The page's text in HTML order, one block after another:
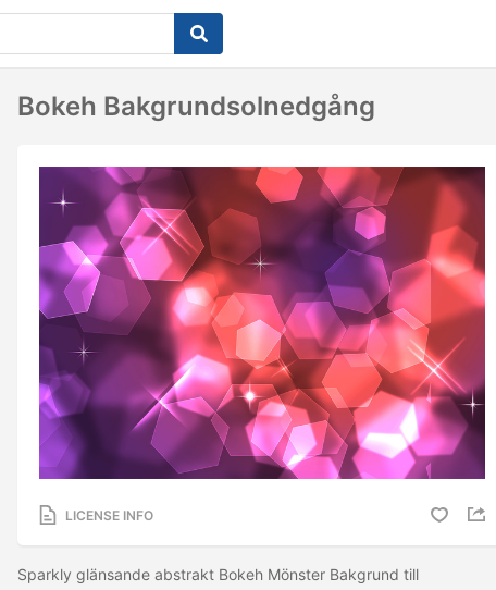
Bokeh Bakgrundsolnedgång
LICENSE INFO
Sparkly glänsande abstrakt Bokeh Mönster Bakgrund till